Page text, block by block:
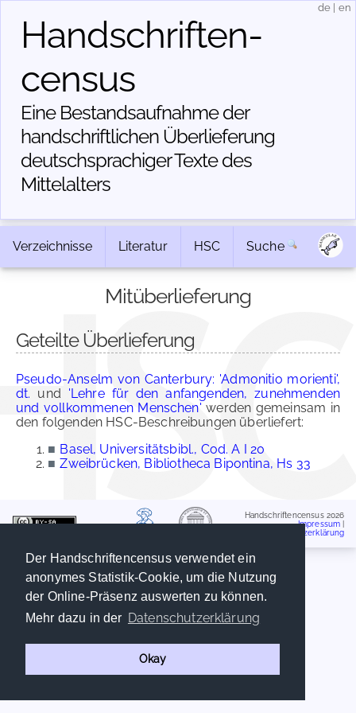
Der Handschriftencensus verwendet ein
anonymes Statistik-Cookie, um die Nutzung
der Online-Präsenz auswerten zu können.
Mehr dazu in der Datenschutzerklärung
Okay
Handschriften­
census
Eine Bestandsaufnahme der
handschriftlichen Über­lieferung
deutschsprachiger Texte des
Mittelalters
de en
Verzeichnisse Literatur HSC Suche
Mitüberlieferung
Geteilte Überlieferung
Pseudo-Anselm von Canterbury: 'Admonitio morienti',
dt. und 'Lehre für den anfangenden, zunehmenden
und vollkommenen Menschen' werden gemeinsam in
den folgenden HSC-Beschreibungen überliefert:
■ Basel, Universitätsbibl., Cod. A I 20
■ Zweibrücken, Bibliotheca Bipontina, Hs 33
Handschriftencensus 2026
Impressum
Datenschutzerklärung